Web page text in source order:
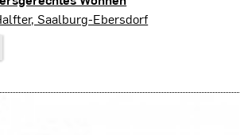
Saalburg-Ebersdorf